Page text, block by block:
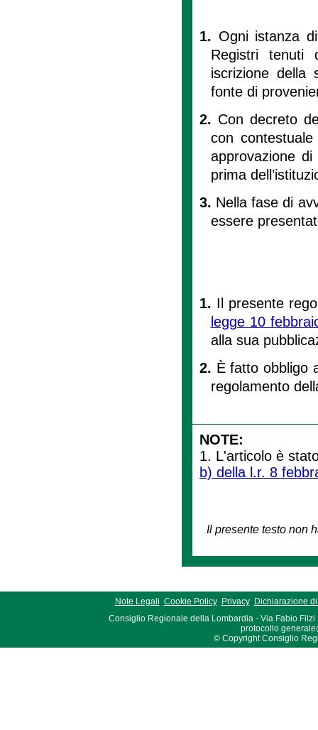
1. Ogni istanza
Registri tenuti
iscrizione della
fonte di
2. Con decreto
con
approvazione
prima
3. Nella fase di
essere
1. Il presente
legge 10
alla sua
2. È fatto obbligo
regolamento
NOTE:
1. L'articolo è
b) della l.r. 8
Il presente testo non
Note Legali Cookie Policy Privacy
Dichiarazione
Consiglio Regionale della Lombardia - Via Fabio Filzi
© Copyright Consiglio